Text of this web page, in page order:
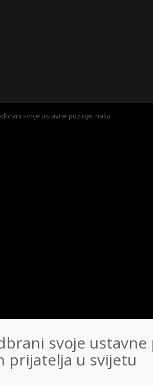
svoje ustavne pozicije, našu
svoje
prijatelja u svijetu